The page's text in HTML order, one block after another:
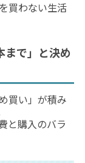
買わない生活
まで」と決め
買い」が積み
と購入のバラ